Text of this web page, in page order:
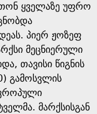
ყველაზე უფრო
პიერ ჟოზეფ
მეცნიერული
თავისი წიგნის
გამოსვლის
მარქსისგან